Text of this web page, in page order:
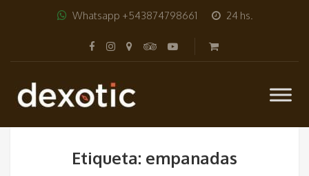
Whatsapp +543874798661 24 hs.
Etiqueta: empanadas